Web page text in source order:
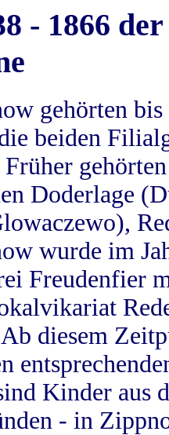
- 1866
gehörten
beiden
Doderlage
wurde im
Freudenfier
diesem
Kinder aus
- in